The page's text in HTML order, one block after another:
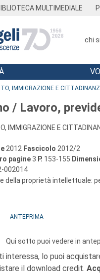
MULTIMEDIALE
chi
IMMIGRAZIONE E
/ Lavoro,
IMMIGRAZIONE E
2012 Fascicolo 2012/2
pagine 3 P. 153-155
002014
della proprietà intellettuale:
ANTEPRIMA
Qui sotto puoi vedere in
interessa, lo puoi
il download credit.